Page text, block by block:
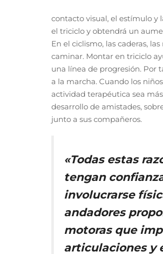
contacto visual, el estímulo y
el triciclo y obtendrá un
En el ciclismo, las caderas,
caminar. Montar en triciclo
una línea de progresión.
a la marcha. Cuando los
actividad terapéutica sea
desarrollo de amistades,
junto a sus compañeros.
«Todas estas
tengan
involucrarse
andadores
motoras que
articulaciones y